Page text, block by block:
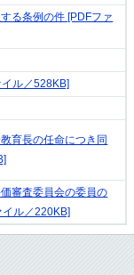
る条例の件 [PDFファ
ル／528KB]
育長の任命につき同
審査委員会の委員の
ル／220KB]